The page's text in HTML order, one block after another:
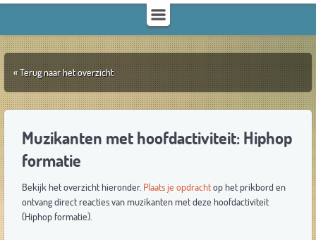
« Terug naar het overzicht
Muzikanten met hoofdactiviteit: Hiphop
formatie
Bekijk het overzicht hieronder. Plaats je opdrachtop het prikbord en
ontvang direct reacties van muzikanten met deze hoofdactiviteit
(Hiphop formatie).